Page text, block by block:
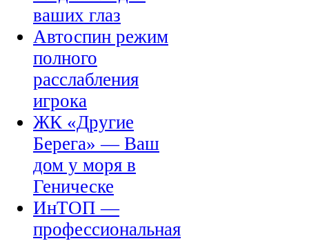
ваших глаз
Автоспин режим
полного
расслабления
игрока
ЖК «Другие
Берега» — Ваш
дом у моря в
Геническе
ИнТОП —
профессиональная